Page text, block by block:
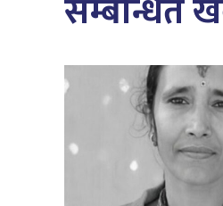
सम्बन्धित